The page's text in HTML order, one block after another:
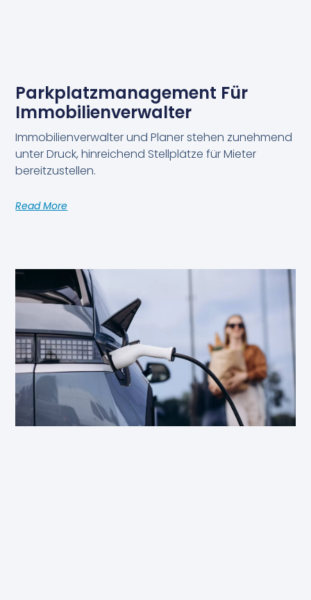
Parkplatzmanagement Für
Immobilienverwalter
Immobilienverwalter und Planer stehen zunehmend
unter Druck, hinreichend Stellplätze für Mieter
bereitzustellen.
Read More